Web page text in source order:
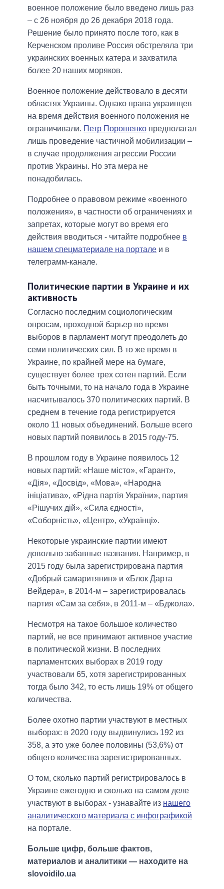
военное положение было введено лишь раз
– с 26 ноября до 26 декабря 2018 года.
Решение было принято после того, как в
Керченском проливе Россия обстреляла три
украинских военных катера и захватила
более 20 наших моряков.
Военное положение действовало в десяти
областях Украины. Однако права украинцев
на время действия военного положения не
ограничивали. Петр Порошенко предполагал
лишь проведение частичной мобилизации –
в случае продолжения агрессии России
против Украины. Но эта мера не
понадобилась.
Подробнее о правовом режиме «военного
положения», в частности об ограничениях и
запретах, которые могут во время его
действия вводиться - читайте подробнее в
нашем спецматериале на портале и в
телеграмм-канале.
Политические партии в Украине и их
активность
Согласно последним социологическим
опросам, проходной барьер во время
выборов в парламент могут преодолеть до
семи политических сил. В то же время в
Украине, по крайней мере на бумаге,
существует более трех сотен партий. Если
быть точными, то на начало года в Украине
насчитывалось 370 политических партий. В
среднем в течение года регистрируется
около 11 новых объединений. Больше всего
новых партий появилось в 2015 году-75.
В прошлом году в Украине появилось 12
новых партий: «Наше місто», «Гарант»,
«Дія», «Досвід», «Мова», «Народна
ініціатива», «Рідна партія України», партия
«Рішучих дій», «Сила єдності»,
«Соборність», «Центр», «Українці».
Некоторые украинские партии имеют
довольно забавные названия. Например, в
2015 году была зарегистрирована партия
«Добрый самаритянин» и «Блок Дарта
Вейдера», в 2014-м – зарегистрировалась
партия «Сам за себя», в 2011-м – «Бджола».
Несмотря на такое большое количество
партий, не все принимают активное участие
в политической жизни. В последних
парламентских выборах в 2019 году
участвовали 65, хотя зарегистрированных
тогда было 342, то есть лишь 19% от общего
количества.
Более охотно партии участвуют в местных
выборах: в 2020 году выдвинулись 192 из
358, а это уже более половины (53,6%) от
общего количества зарегистрированных.
О том, сколько партий регистрировалось в
Украине ежегодно и сколько на самом деле
участвуют в выборах - узнавайте из нашего
аналитического материала с инфографикой
на портале.
Больше цифр, больше фактов,
материалов и аналитики — находите на
slovoidilo.ua